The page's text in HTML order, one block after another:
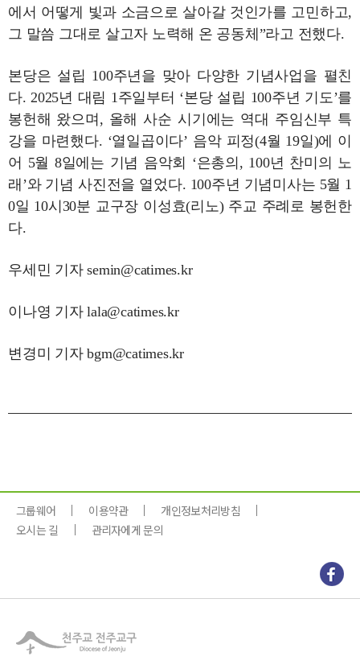
에서 어떻게 빛과 소금으로 살아갈 것인가를 고민하고,
그 말씀 그대로 살고자 노력해 온 공동체”라고 전했다.
본당은 설립 100주년을 맞아 다양한 기념사업을 펼친
다. 2025년 대림 1주일부터 ‘본당 설립 100주년 기도’를
봉헌해 왔으며, 올해 사순 시기에는 역대 주임신부 특
강을 마련했다. ‘열일곱이다’ 음악 피정(4월 19일)에 이
어 5월 8일에는 기념 음악회 ‘은총의, 100년 찬미의 노
래’와 기념 사진전을 열었다. 100주년 기념미사는 5월 1
0일 10시30분 교구장 이성효(리노) 주교 주례로 봉헌한
다.
우세민 기자 semin@catimes.kr
이나영 기자 lala@catimes.kr
변경미 기자 bgm@catimes.kr
그룹웨어 이용약관
개인정보처리방침
오시는 길
관리자에게 문의